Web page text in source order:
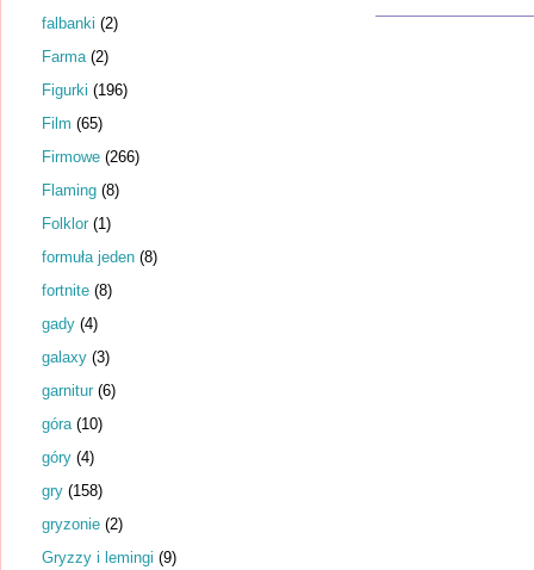
falbanki (2)
Farma (2)
Figurki (196)
Film (65)
Firmowe (266)
Flaming (8)
Folklor (1)
formuła jeden (8)
fortnite (8)
gady (4)
galaxy (3)
garnitur (6)
góra (10)
góry (4)
gry (158)
gryzonie (2)
Gryzzy i lemingi (9)